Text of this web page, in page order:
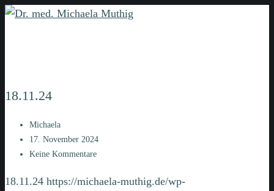
18.11.24
Michaela
17. November 2024
Keine Kommentare
18.11.24 https://michaela-muthig.de/wp-